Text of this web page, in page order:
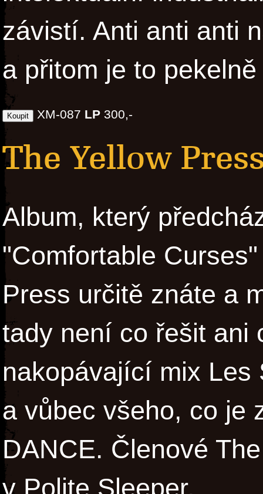
závistí. Anti anti anti
a přitom je to
XM-087 LP 300,-
The Yellow
Album, který
"Comfortable
Press určitě znáte a
tady není co řešit ani
nakopávající mix Les
a vůbec všeho, co je
DANCE. Členové
v Polite Sleeper.